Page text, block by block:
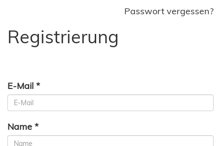
Passwort vergessen?
Registrierung
E-Mail *
Name *